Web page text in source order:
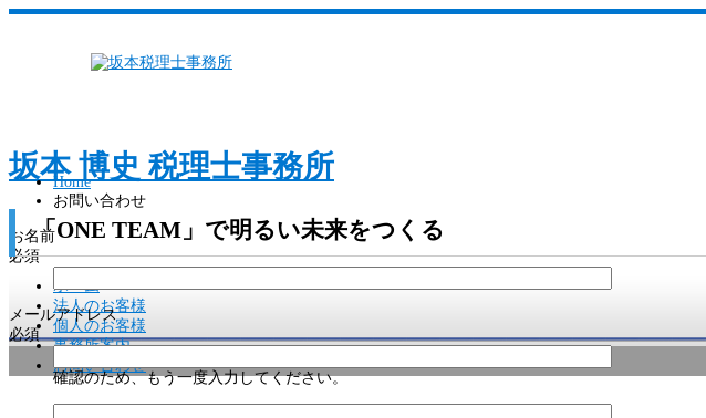
坂本 博史 税理士事務所
「ONE TEAM」で明るい未来をつくる
ホーム
法人のお客様
個人のお客様
事務所案内
お問い合わせ
Home
お問い合わせ
お名前
必須
メールアドレス
必須
確認のため、もう一度入力してください。